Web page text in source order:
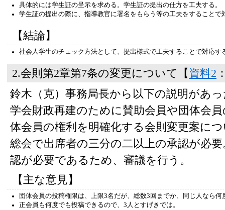
具体的には学生証の呈示を求める。学生証の提出の仕方を工夫する。
学生証の提出の際に、指導教官に署名をもらう等の工夫をすることで
【結論】
社会人学生のチェック方法として、提出様式で工夫することで対応
2.会則第2章第7条の変更について【資料2
鈴木（克）事務局長から以下の説明があ
学会財政再建のために賛助会員や団体会
体会員の権利を明確化する会則変更案に
総会で出席者の三分の二以上の承認が必
認が必要であるため、審議を行う。
【主な意見】
団体会員の投稿権限は、上限3名だが、総数3回までか、同じ人なら何
正会員も何度でも投稿できるので、3人とすげきでは。